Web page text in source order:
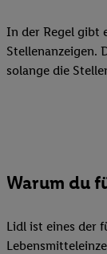
In der Regel gibt
Stellenanzeigen.
solange die
Warum du
Lidl ist eines der